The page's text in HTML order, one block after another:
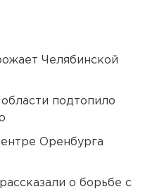
Челябинской
подтопило
Оренбурга
о борьбе с